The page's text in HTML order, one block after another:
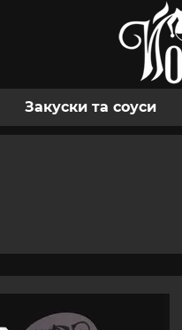
Закуски та соуси